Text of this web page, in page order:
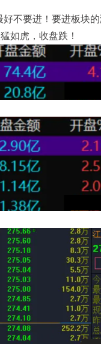
不要进！要进板块
如虎，收盘跌！